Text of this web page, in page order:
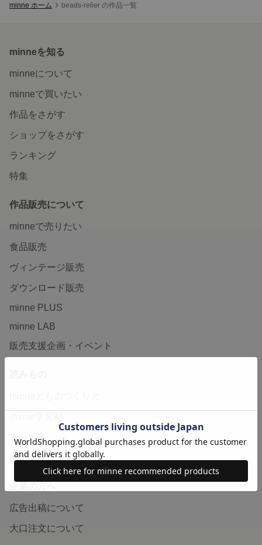
minne ホーム beads-relier の作品一覧
minneを知る
minneについて
minneで買いたい
作品をさがす
ショップをさがす
ランキング
特集
作品販売について
minneで売りたい
食品販売
ヴィンテージ販売
ダウンロード販売
minne PLUS
minne LAB
販売支援企画・イベント
ニュース
minneの本
広告出稿について
大口注文について